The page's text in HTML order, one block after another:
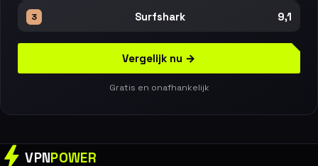
3 Surfshark 9,1
Vergelijk nu →
Gratis en onafhankelijk
VPNPOWER